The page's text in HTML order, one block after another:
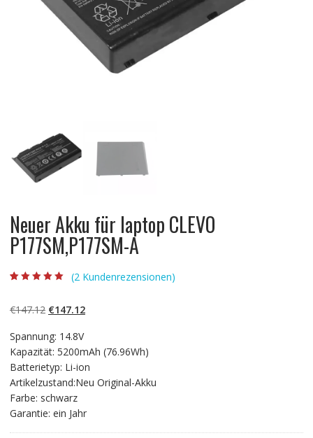
Neuer Akku für laptop CLEVO
P177SM,P177SM-A
basierend auf
Kundenbewertun
(2 Kundenrezensionen)
€147.12 Ursprünglicher
war:
€147.12
€147.12Aktueller
€147.12.
Spannung: 14.8V
Kapazität: 5200mAh (76.96Wh)
Batterietyp: Li-ion
Artikelzustand:Neu Original-Akku
Farbe: schwarz
Garantie: ein Jahr